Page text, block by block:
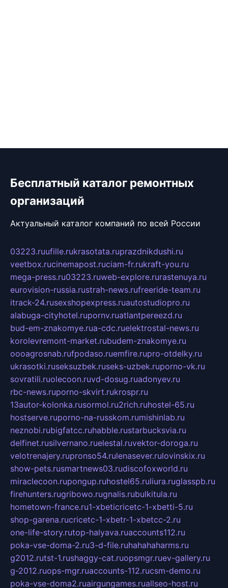
Бесплатный каталог ремонтных
организаций
Актуальный каталог компаний по всей России
03223.ruufille.rukrasotata.ruprazdnikdushi.ru
veetbox.rucinemapost.ruciam-fr.rukraft-you.ru
mega-press.ru03223.ruweb-explore.rurastenuya.ru
eurovision-russia.rustrah-news.rufreeride-team.ru
itrack-24.rusexshopexpress.ruautostudiopro.ru
alabuga-cityhotel.rupornv.ruatlantpereezd.ru
bud-em-znakomye.rua-cdc.ruelektrostal-news.ru
korolevremont-market.rubudem-znakomye.ru
oooagrosnab.rufpodaso.ruemfire.rupro-otdelky.ru
ukrasotki.ruseksuzbek.ruseks-uzbek.ruporno-vk.ru
sovratili.ruolecoon.ruvd-dosug.ruadonyev.ru
rbc-news.ruporno-skvirt.rukrospr.ru
13autor-kolonka.rusormol.ru2rich.ruhostel-65.ru
hostserve.ruporno-na-russkom.rumishinlab.ru
neznobi.rubigfatcc.ruhabble.rustarbucksvia.ru
delfinet.rusilvernano.ruelestal.ruvektor-doroga.ru
velotrenajery.rupronso54.rulenasever.rulovinskix.ru
show-pets.rusmartnews03.rudiscofoxworld.ru
miraclecoon.rupongup.ruhostel65.ruliura.ruglasspb.ru
firehunters.rugribowo.rugnalis.rubulkitula.ru
hometown-france.ru1-xbeticricetc-1-xbetti-5.ru
shop-garena.rucricetc-1-xbetr-1-xbetcc-2.ru
one-life-story.rutop-halyava.ruaccounts112.ru
poka-vse-doma-2.ru3-d-file.ruhahahaharms.ru
g2012.rutst-1.rushaggy-cat.ruopsmgr.ruev-gallery.ru
g-2012.ruops-mgr.ruaccounts-112.rucsm-demo.ru
poka-vse-doma2.ruairgungames.ruallseo-host.ru